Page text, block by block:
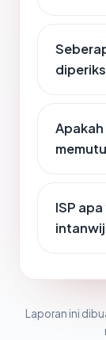
ISP
Laporan ini